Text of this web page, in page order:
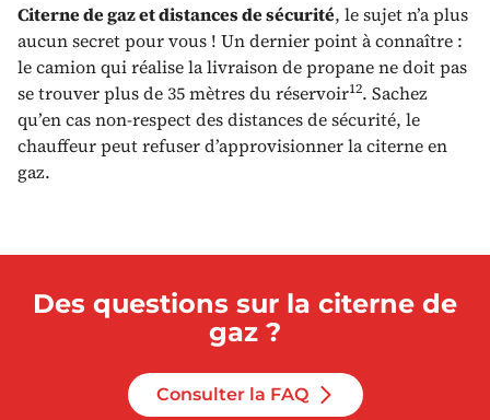
Citerne de gaz et distances de sécurité, le sujet n’a plus
aucun secret pour vous ! Un dernier point à connaître :
le camion qui réalise la livraison de propane ne doit pas
se trouver plus de 35 mètres du réservoir12. Sachez
qu’en cas non-respect des distances de sécurité, le
chauffeur peut refuser d’approvisionner la citerne en
gaz.
Des questions sur la citerne de
gaz ?
Consulter la FAQ